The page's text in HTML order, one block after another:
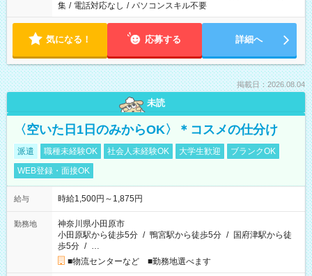
集 / 電話対応なし / パソコンスキル不要
気になる！ 応募する 詳細へ
掲載日：2026.08.04
未読
〈空いた日1日のみからOK〉＊コスメの仕分け
派遣 職種未経験OK 社会人未経験OK 大学生歓迎
ブランクOK
WEB登録・面接OK
給与 時給1,500円～1,875円
勤務地
神奈川県小田原市
小田原駅から徒歩5分 / 鴨宮駅から徒歩5分 / 国府津駅から徒
歩5分 / …
■物流センターなど ■勤務地選べます